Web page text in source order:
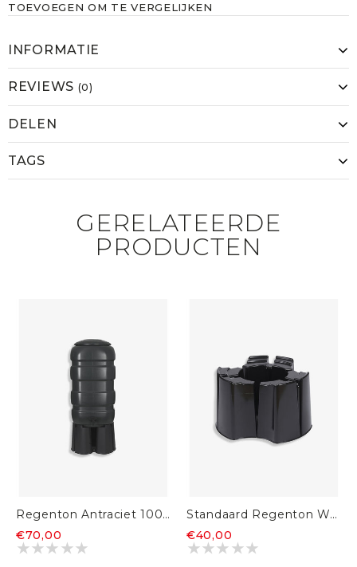
TOEVOEGEN OM TE VERGELIJKEN
INFORMATIE
REVIEWS (0)
DELEN
TAGS
GERELATEERDE
PRODUCTEN
Regenton Antraciet 100L
€70,00
Standaard Regenton Water Butt 230L
€40,00